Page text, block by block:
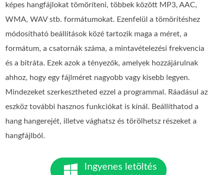
képes hangfájlokat tömöríteni, többek között MP3, AAC,
WMA, WAV stb. formátumokat. Ezenfelül a tömörítéshez
módosítható beállítások közé tartozik maga a méret, a
formátum, a csatornák száma, a mintavételezési frekvencia
és a bitráta. Ezek azok a tényezők, amelyek hozzájárulnak
ahhoz, hogy egy fájlméret nagyobb vagy kisebb legyen.
Mindezeket szerkesztheted ezzel a programmal. Ráadásul az
eszköz további hasznos funkciókat is kínál. Beállíthatod a
hang hangerejét, illetve vághatsz és törölhetsz részeket a
hangfájlból.
Ingyenes letöltés